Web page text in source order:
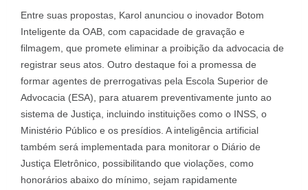
Entre suas propostas, Karol anunciou o inovador Botom
Inteligente da OAB, com capacidade de gravação e
filmagem, que promete eliminar a proibição da advocacia de
registrar seus atos. Outro destaque foi a promessa de
formar agentes de prerrogativas pela Escola Superior de
Advocacia (ESA), para atuarem preventivamente junto ao
sistema de Justiça, incluindo instituições como o INSS, o
Ministério Público e os presídios. A inteligência artificial
também será implementada para monitorar o Diário de
Justiça Eletrônico, possibilitando que violações, como
honorários abaixo do mínimo, sejam rapidamente